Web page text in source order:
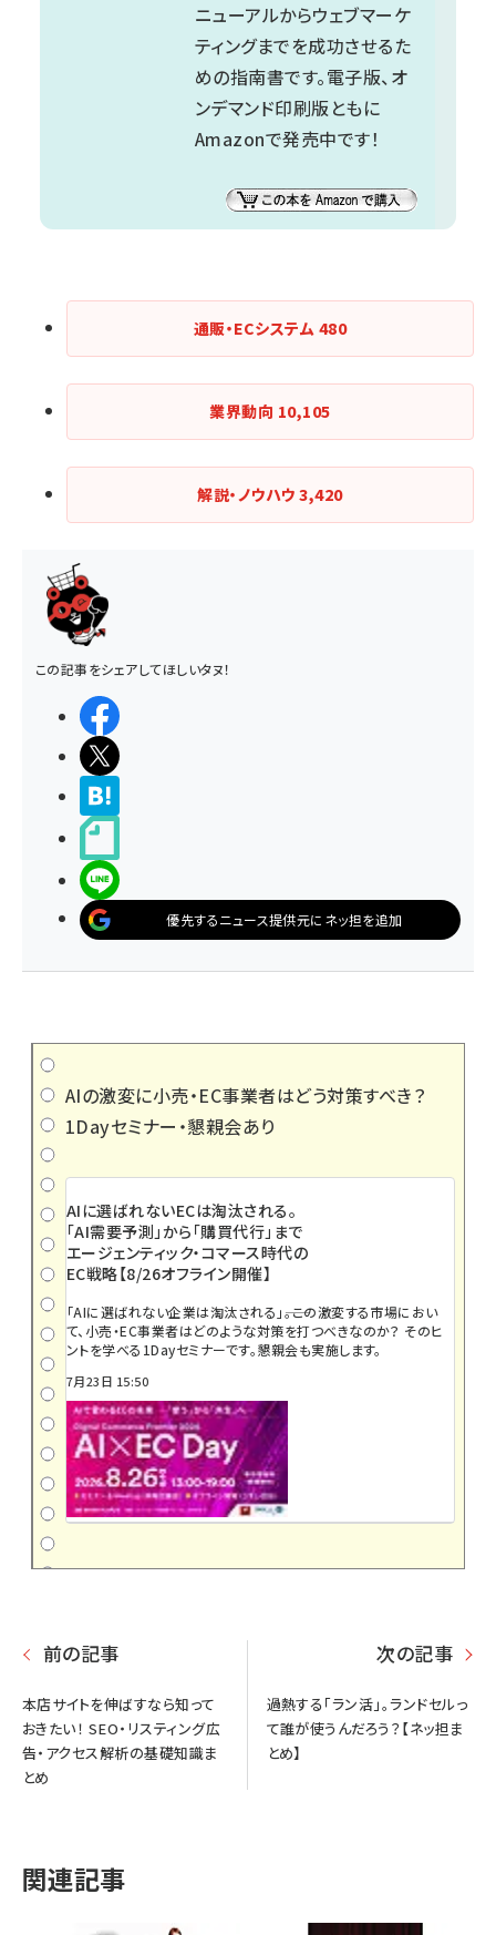
ニューアルからウェブマーケ
ティングまでを成功させるた
めの指南書です。電子版、オ
ンデマンド印刷版ともに
Amazonで発売中です！
通販・ECシステム 480
業界動向 10,105
解説・ノウハウ3,420
この記事をシェアしてほしいタヌ！
優先するニュース提供元にネッ担を追加
AIの激変に小売・EC事業者はどう対策すべき？
1Dayセミナー・懇親会あり
AIに選ばれないECは淘汰される。
「AI需要予測」から「購買代行」まで
エージェンティック・コマース時代の
EC戦略【8/26オフライン開催】
「AIに選ばれない企業は淘汰される」――。この激変する市場におい
て、小売・EC事業者はどのような対策を打つべきなのか？ そのヒ
ントを学べる1Dayセミナーです。懇親会も実施します。
7月23日 15:50
前の記事
本店サイトを伸ばすなら知って
おきたい！ SEO・リスティング広
告・アクセス解析の基礎知識ま
とめ
次の記事
過熱する「ラン活」。ランドセルっ
て誰が使うんだろう？【ネッ担ま
とめ】
関連記事